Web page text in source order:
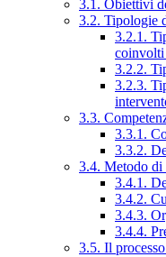
3.1. Obiettivi
3.2. Tipologie
3.2.1.
coinvolti
3.2.2.
3.2.3.
3.3.
3.3.1.
3.3.2.
3.4. Metodo di
3.4.1.
3.4.2.
3.4.3.
3.4.4.
3.5. Il